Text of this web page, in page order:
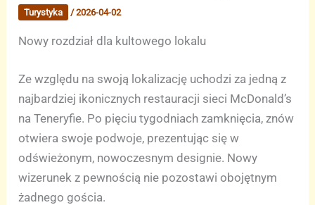
Turystyka /2026-04-02
Nowy rozdział dla kultowego lokalu
Ze względu na swoją lokalizację uchodzi za jedną z
najbardziej ikonicznych restauracji sieci McDonald’s
na Teneryfie. Po pięciu tygodniach zamknięcia, znów
otwiera swoje podwoje, prezentując się w
odświeżonym, nowoczesnym designie. Nowy
wizerunek z pewnością nie pozostawi obojętnym
żadnego gościa.